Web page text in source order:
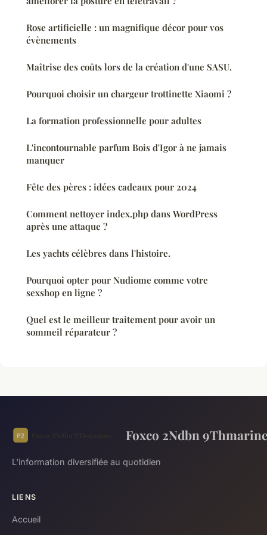
Rose artificielle : un magnifique décor pour vos
évènements
Maîtrise des coûts lors de la création d'une SASU.
Pourquoi choisir un chargeur trottinette Xiaomi ?
La formation professionnelle pour adultes
L'incontournable parfum Bois d'Igor à ne jamais
manquer
Fête des pères : idées cadeaux pour 2024
Comment nettoyer index.php dans WordPress
après une attaque ?
Les yachts célèbres dans l'histoire.
Pourquoi opter pour Nudiome comme votre
sexshop en ligne ?
Quel est le meilleur traitement pour avoir un
sommeil réparateur ?
Foxco 2Ndbn
L'information diversifiée au quotidien
LIENS
Accueil